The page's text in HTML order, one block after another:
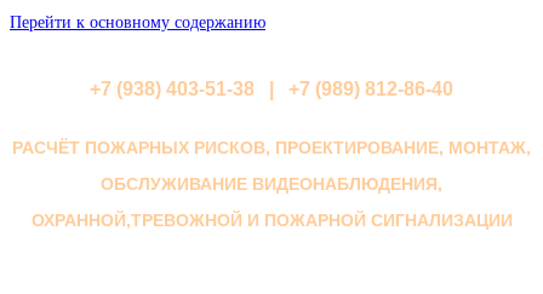
Перейти к основному содержанию
+7 (938) 403-51-38 | +7 (989) 812-86-40
РАСЧЁТ ПОЖАРНЫХ РИСКОВ, ПРОЕКТИРОВАНИЕ, МОНТАЖ,
ОБСЛУЖИВАНИЕ ВИДЕОНАБЛЮДЕНИЯ,
ОХРАННОЙ,ТРЕВОЖНОЙ И ПОЖАРНОЙ СИГНАЛИЗАЦИИ